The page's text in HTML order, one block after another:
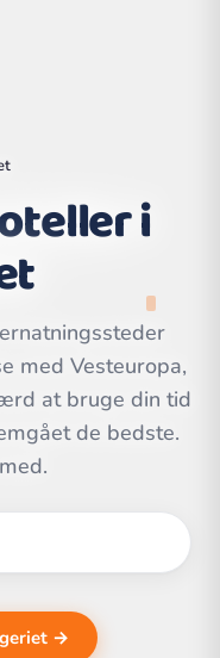
i
med Vesteuropa,
at bruge din tid
de bedste.
→